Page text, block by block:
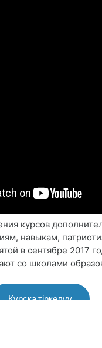
курсов
навыкам,
в сентябре 2017
со школами
Курсқа тіркелуу